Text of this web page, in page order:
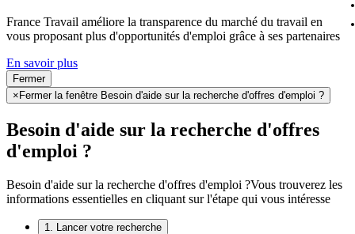
France Travail améliore la transparence du marché du travail en
vous proposant plus d'opportunités d'emploi grâce à ses partenaires
En savoir plus
Fermer
× Fermer la fenêtre Besoin d'aide sur la recherche d'offres d'emploi ?
Besoin d'aide sur la recherche d'offres
d'emploi ?
Besoin d'aide sur la recherche d'offres d'emploi ?Vous trouverez les
informations essentielles en cliquant sur l'étape qui vous intéresse
1. Lancer votre recherche